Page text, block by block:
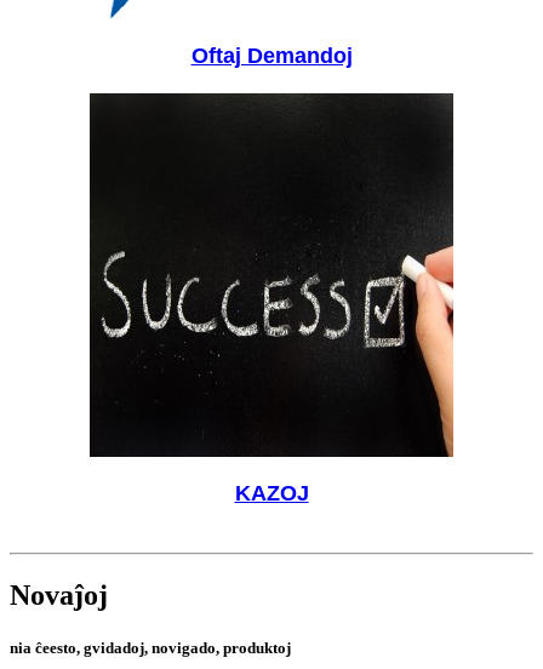
Oftaj Demandoj
KAZOJ
Novaĵoj
nia ĉeesto, gvidadoj, novigado, produktoj